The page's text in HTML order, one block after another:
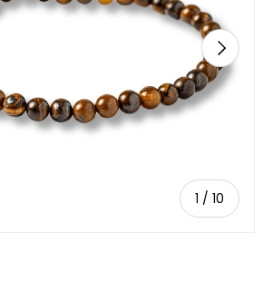
1 / de
10